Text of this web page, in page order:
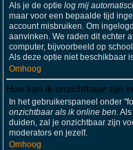
Als je de optie log mij
maar voor een bepaalde tijd
account misbruiken. Om
aanvinken. We raden dit echter
computer, bijvoorbeeld op
Als deze optie niet beschikbaar
Omhoog
Hoe kan ik onzichtbaar zijn
In het gebruikerspaneel onder
onzichtbaar als ik online ben.
duiden, zal je onzichtbaar zijn
moderators en jezelf.
Omhoog